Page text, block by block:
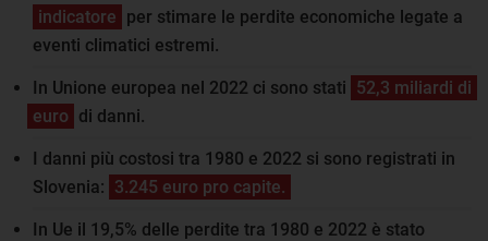
indicatore per stimare le perdite economiche legate a
eventi climatici estremi.
In Unione europea nel 2022 ci sono stati 52,3 miliardi di
euro di danni.
I danni più costosi tra 1980 e 2022 si sono registrati in
Slovenia: 3.245 euro pro capite.
In Ue il 19,5% delle perdite tra 1980 e 2022 è stato